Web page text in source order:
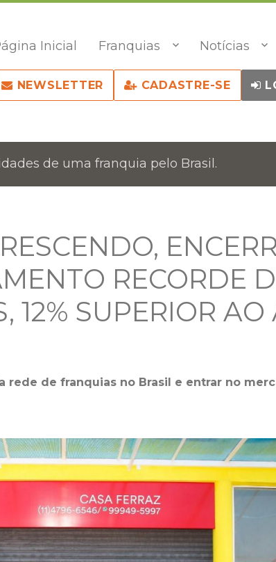
Inicial Franquias Notícias
NEWSLETTER CADASTRE-SE
de uma franquia pelo Brasil.
RECORDE
12% SUPERIOR AO
rede de franquias no Brasil e entrar no